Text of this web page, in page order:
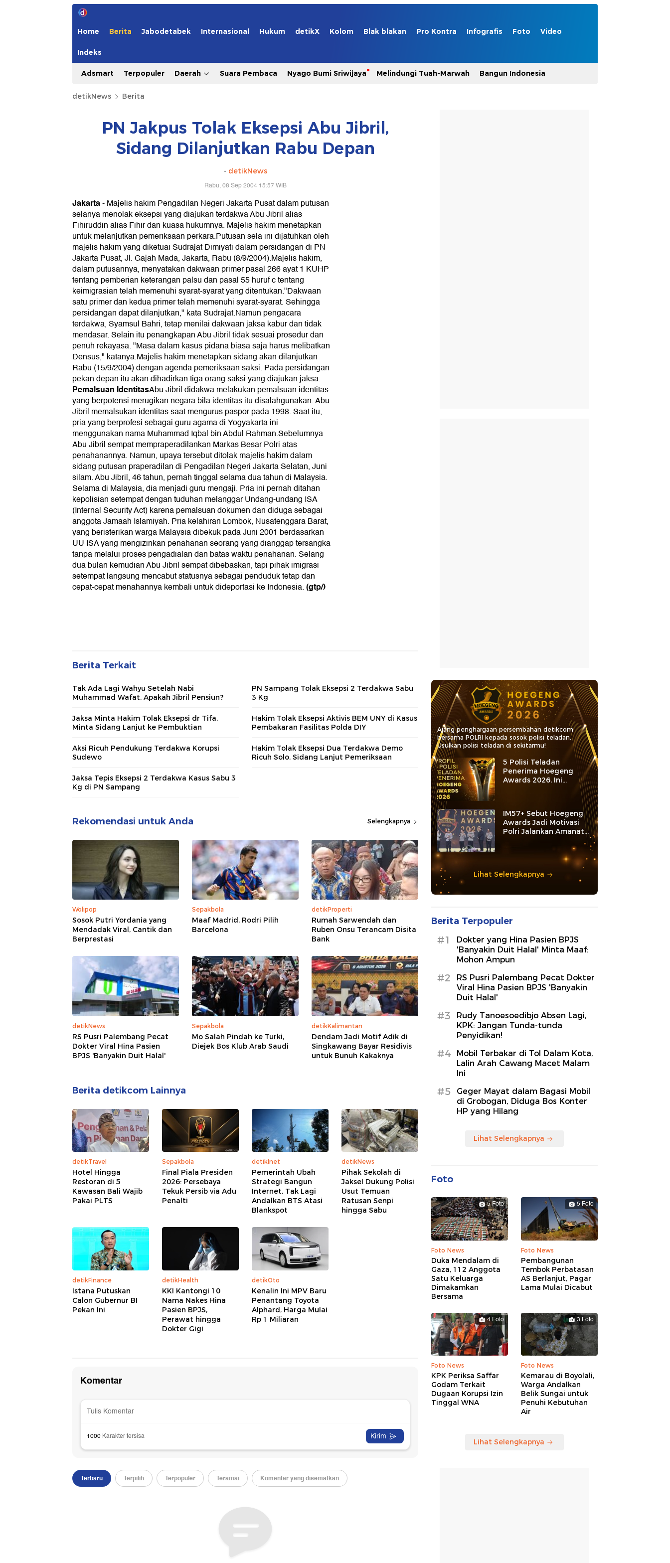
Home Berita Jabodetabek Internasional Hukum detikX Kolom Blak blakan Pro Kontra Infografis Foto Video
Indeks
Adsmart Terpopuler Daerah Suara Pembaca Nyago Bumi Sriwijaya Melindungi Tuah-Marwah Bangun Indonesia
detikNews Berita
PN Jakpus Tolak Eksepsi Abu Jibril,
Sidang Dilanjutkan Rabu Depan
- detikNews
Rabu, 08 Sep 2004 15:57 WIB
Jakarta-Majelis hakim Pengadilan Negeri Jakarta Pusat dalam putusan
selanya menolak eksepsi yang diajukan terdakwa Abu Jibril alias
Fihiruddin alias Fihir dan kuasa hukumnya. Majelis hakim menetapkan
untuk melanjutkan pemeriksaan perkara.Putusan sela ini dijatuhkan oleh
majelis hakim yang diketuai Sudrajat Dimiyati dalam persidangan di PN
Jakarta Pusat, Jl. Gajah Mada, Jakarta, Rabu (8/9/2004).Majelis hakim,
dalam putusannya, menyatakan dakwaan primer pasal 266 ayat 1 KUHP
tentang pemberian keterangan palsu dan pasal 55 huruf c tentang
keimigrasian telah memenuhi syarat-syarat yang ditentukan."Dakwaan
satu primer dan kedua primer telah memenuhi syarat-syarat. Sehingga
persidangan dapat dilanjutkan," kata Sudrajat.Namun pengacara
terdakwa, Syamsul Bahri, tetap menilai dakwaan jaksa kabur dan tidak
mendasar. Selain itu penangkapan Abu Jibril tidak sesuai prosedur dan
penuh rekayasa. "Masa dalam kasus pidana biasa saja harus melibatkan
Densus," katanya.Majelis hakim menetapkan sidang akan dilanjutkan
Rabu (15/9/2004) dengan agenda pemeriksaan saksi. Pada persidangan
pekan depan itu akan dihadirkan tiga orang saksi yang diajukan jaksa.
Pemalsuan IdentitasAbu Jibril didakwa melakukan pemalsuan identitas
yang berpotensi merugikan negara bila identitas itu disalahgunakan. Abu
Jibril memalsukan identitas saat mengurus paspor pada 1998. Saat itu,
pria yang berprofesi sebagai guru agama di Yogyakarta ini
menggunakan nama Muhammad Iqbal bin Abdul Rahman.Sebelumnya
Abu Jibril sempat mempraperadilankan Markas Besar Polri atas
penahanannya. Namun, upaya tersebut ditolak majelis hakim dalam
sidang putusan praperadilan di Pengadilan Negeri Jakarta Selatan, Juni
silam. Abu Jibril, 46 tahun, pernah tinggal selama dua tahun di Malaysia.
Selama di Malaysia, dia menjadi guru mengaji. Pria ini pernah ditahan
kepolisian setempat dengan tuduhan melanggar Undang-undang ISA
(Internal Security Act) karena pemalsuan dokumen dan diduga sebagai
anggota Jamaah Islamiyah. Pria kelahiran Lombok, Nusatenggara Barat,
yang beristerikan warga Malaysia dibekuk pada Juni 2001 berdasarkan
UU ISA yang mengizinkan penahanan seorang yang dianggap tersangka
tanpa melalui proses pengadialan dan batas waktu penahanan. Selang
dua bulan kemudian Abu Jibril sempat dibebaskan, tapi pihak imigrasi
setempat langsung mencabut statusnya sebagai penduduk tetap dan
cepat-cepat menahannya kembali untuk dideportasi ke Indonesia.(gtp/)
Berita Terkait
Tak Ada Lagi Wahyu Setelah Nabi
Muhammad Wafat, Apakah Jibril Pensiun?
PN Sampang Tolak Eksepsi 2 Terdakwa Sabu
3 Kg
Jaksa Minta Hakim Tolak Eksepsi dr Tifa,
Minta Sidang Lanjut ke Pembuktian
Hakim Tolak Eksepsi Aktivis BEM UNY di Kasus
Pembakaran Fasilitas Polda DIY
Aksi Ricuh Pendukung Terdakwa Korupsi
Sudewo
Hakim Tolak Eksepsi Dua Terdakwa Demo
Ricuh Solo, Sidang Lanjut Pemeriksaan
Jaksa Tepis Eksepsi 2 Terdakwa Kasus Sabu 3
Kg di PN Sampang
Rekomendasi untuk Anda Selengkapnya
Wolipop
Sosok Putri Yordania yang
Mendadak Viral, Cantik dan
Berprestasi
Sepakbola
Maaf Madrid, Rodri Pilih
Barcelona
detikProperti
Rumah Sarwendah dan
Ruben Onsu Terancam Disita
Bank
detikNews
RS Pusri Palembang Pecat
Dokter Viral Hina Pasien
BPJS 'Banyakin Duit Halal'
Sepakbola
Mo Salah Pindah ke Turki,
Diejek Bos Klub Arab Saudi
detikKalimantan
Dendam Jadi Motif Adik di
Singkawang Bayar Residivis
untuk Bunuh Kakaknya
Berita detikcom Lainnya
detikTravel
Hotel Hingga
Restoran di 5
Kawasan Bali Wajib
Pakai PLTS
Sepakbola
Final Piala Presiden
2026: Persebaya
Tekuk Persib via Adu
Penalti
detikInet
Pemerintah Ubah
Strategi Bangun
Internet, Tak Lagi
Andalkan BTS Atasi
Blankspot
detikNews
Pihak Sekolah di
Jaksel Dukung Polisi
Usut Temuan
Ratusan Senpi
hingga Sabu
detikFinance
Istana Putuskan
Calon Gubernur BI
Pekan Ini
detikHealth
KKI Kantongi 10
Nama Nakes Hina
Pasien BPJS,
Perawat hingga
Dokter Gigi
detikOto
Kenalin Ini MPV Baru
Penantang Toyota
Alphard, Harga Mulai
Rp 1 Miliaran
Ajang penghargaan persembahan detikcom
bersama POLRI kepada sosok polisi teladan.
Usulkan polisi teladan di sekitarmu!
5 Polisi Teladan
Penerima Hoegeng
Awards 2026, Ini
Kategori dan Kiprahnya
IM57+ Sebut Hoegeng
Awards Jadi Motivasi
Polri Jalankan Amanat
Lihat Selengkapnya
Berita Terpopuler
#1
Dokter yang Hina Pasien BPJS
'Banyakin Duit Halal' Minta Maaf:
Mohon Ampun
#2
RS Pusri Palembang Pecat Dokter
Viral Hina Pasien BPJS 'Banyakin
Duit Halal'
#3
Rudy Tanoesoedibjo Absen Lagi,
KPK: Jangan Tunda-tunda
Penyidikan!
#4
Mobil Terbakar di Tol Dalam Kota,
Lalin Arah Cawang Macet Malam
Ini
#5
Geger Mayat dalam Bagasi Mobil
di Grobogan, Diduga Bos Konter
HP yang Hilang
Lihat Selengkapnya
Foto
5 Foto
Foto News
Duka Mendalam di
Gaza, 112 Anggota
Satu Keluarga
Dimakamkan
Bersama
5 Foto
Foto News
Pembangunan
Tembok Perbatasan
AS Berlanjut, Pagar
Lama Mulai Dicabut
4 Foto
Foto News
KPK Periksa Saffar
Godam Terkait
Dugaan Korupsi Izin
Tinggal WNA
3 Foto
Foto News
Kemarau di Boyolali,
Warga Andalkan
Belik Sungai untuk
Penuhi Kebutuhan
Air
Lihat Selengkapnya